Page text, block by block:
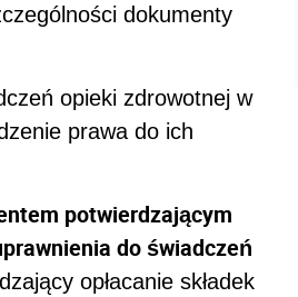
dokumenty
opieki zdrowotnej w
prawa do ich
potwierdzającym
do świadczeń
opłacanie składek